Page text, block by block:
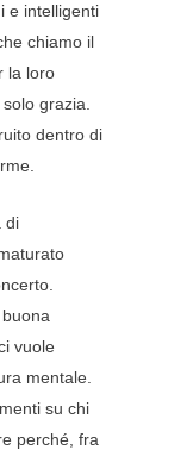
e intelligenti
chiamo il
la loro
grazia.
dentro di
di
vuole
mentale.
su chi
perché, fra